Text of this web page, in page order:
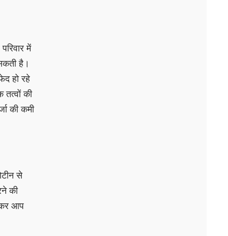
में
है।
हो रहे
की
की कमी
से
की
आप